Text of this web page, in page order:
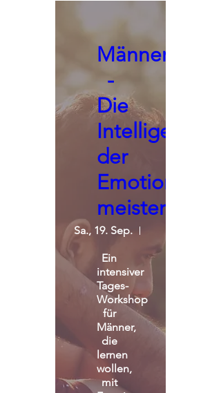
-
Die
Intelligenz
der
Emotionen
meistern
Sa., 19. Sep.
Ein
intensiver
Tages-
Workshop
für
Männer,
die
lernen
wollen,
mit